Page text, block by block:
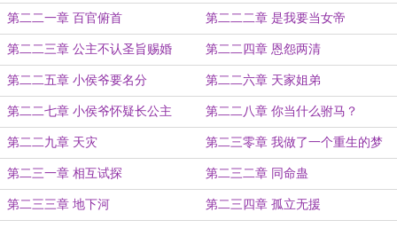
第二二一章 百官俯首 第二二二章 是我要当女帝
第二二三章 公主不认圣旨赐婚 第二二四章 恩怨两清
第二二五章 小侯爷要名分 第二二六章 天家姐弟
第二二七章 小侯爷怀疑长公主 第二二八章 你当什么驸马？
第二二九章 天灾 第二三零章 我做了一个重生的梦
第二三一章 相互试探 第二三二章 同命蛊
第二三三章 地下河 第二三四章 孤立无援